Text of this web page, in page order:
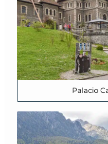
Palacio